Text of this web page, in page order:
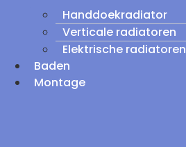
Handdoekradiator
Verticale radiatoren
Elektrische radiatoren
Baden
Montage